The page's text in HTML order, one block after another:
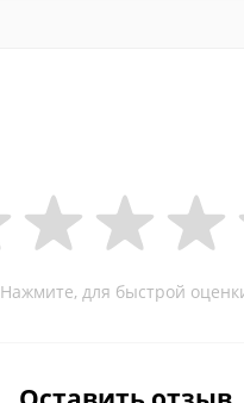
Нажмите, для быстрой